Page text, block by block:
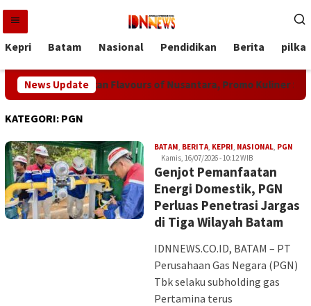
Loncat
konten
Kepri Batam Nasional Pendidikan Berita
News Update
Hadirkan Flavours of Nusantara, Promo Kuliner Spesial
KATEGORI: PGN
BATAM, BERITA, KEPRI, NASIONAL, PGN
Kamis, 16/07/2026 - 10:12 WIB
Genjot Pemanfaatan
Energi Domestik, PGN
Perluas Penetrasi Jargas
di Tiga Wilayah Batam
IDNNEWS.CO.ID, BATAM – PT
Perusahaan Gas Negara (PGN)
Tbk selaku subholding gas
Pertamina terus